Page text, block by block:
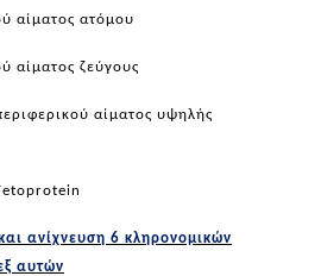
αίματος ατόμου
αίματος ζεύγους
αίματος υψηλής
ανίχνευση 6 κληρονομικών
αυτών